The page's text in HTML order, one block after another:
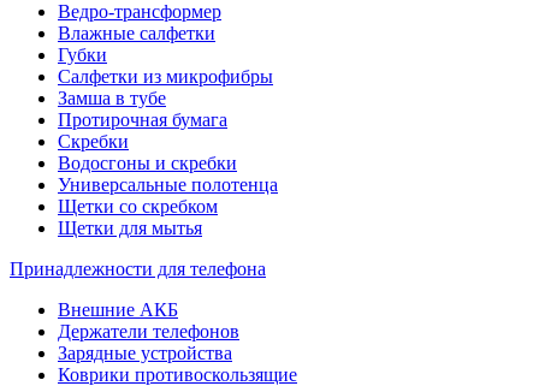
Ведро-трансформер
Влажные салфетки
Губки
Салфетки из микрофибры
Замша в тубе
Протирочная бумага
Скребки
Водосгоны и скребки
Универсальные полотенца
Щетки со скребком
Щетки для мытья
Принадлежности для телефона
Внешние АКБ
Держатели телефонов
Зарядные устройства
Коврики противоскользящие